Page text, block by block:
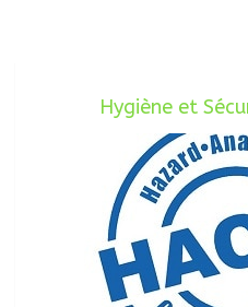
Hygiène et